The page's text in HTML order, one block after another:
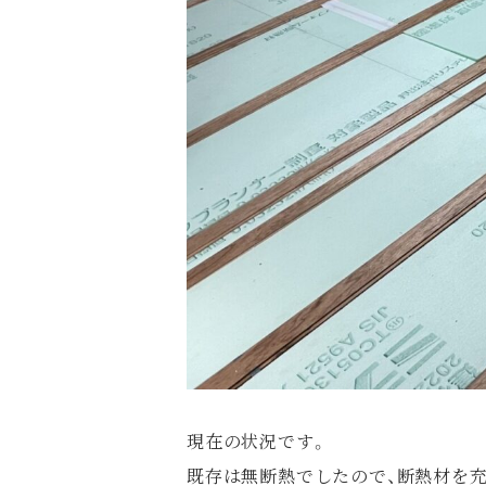
現在の状況です。
既存は無断熱でしたので、断熱材を